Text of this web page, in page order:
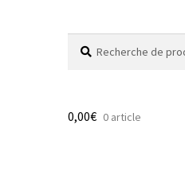
pour :
0,00€ 0 article